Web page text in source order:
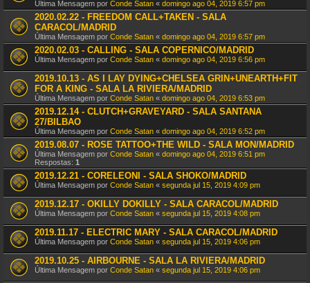
Última Mensagem por Conde Satan « domingo ago 04, 2019 6:57 pm
2020.02.22 - FREEDOM CALL+TAKEN - SALA
CARACOL/MADRID
Última Mensagem por Conde Satan « domingo ago 04, 2019 6:57 pm
2020.02.03 - CALLING - SALA COPERNICO/MADRID
Última Mensagem por Conde Satan « domingo ago 04, 2019 6:56 pm
2019.10.13 - AS I LAY DYING+CHELSEA GRIN+UNEARTH+FIT
FOR A KING - SALA LA RIVIERA/MADRID
Última Mensagem por Conde Satan « domingo ago 04, 2019 6:53 pm
2019.12.14 - CLUTCH+GRAVEYARD - SALA SANTANA
27/BILBAO
Última Mensagem por Conde Satan « domingo ago 04, 2019 6:52 pm
2019.08.07 - ROSE TATTOO+THE WILD - SALA MON/MADRID
Última Mensagem por Conde Satan « domingo ago 04, 2019 6:51 pm
Respostas: 1
2019.12.21 - CORELEONI - SALA SHOKO/MADRID
Última Mensagem por Conde Satan « segunda jul 15, 2019 4:09 pm
2019.12.17 - OKILLY DOKILLY - SALA CARACOL/MADRID
Última Mensagem por Conde Satan « segunda jul 15, 2019 4:08 pm
2019.11.17 - ELECTRIC MARY - SALA CARACOL/MADRID
Última Mensagem por Conde Satan « segunda jul 15, 2019 4:06 pm
2019.10.25 - AIRBOURNE - SALA LA RIVIERA/MADRID
Última Mensagem por Conde Satan « segunda jul 15, 2019 4:06 pm